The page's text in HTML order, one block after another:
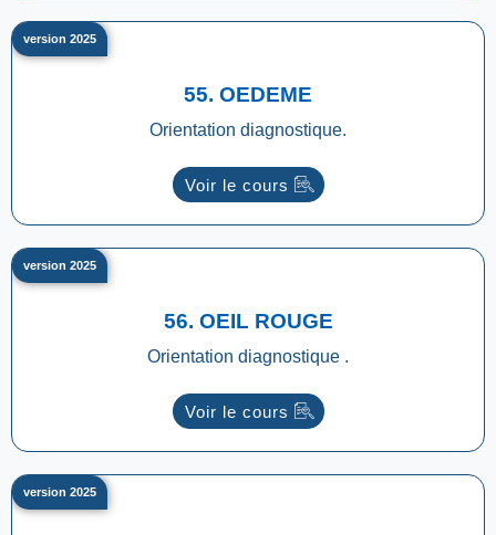
55. OEDEME
Orientation diagnostique.
Voir le cours
version 2025
56. OEIL ROUGE
Orientation diagnostique .
Voir le cours
version 2025
version 2025